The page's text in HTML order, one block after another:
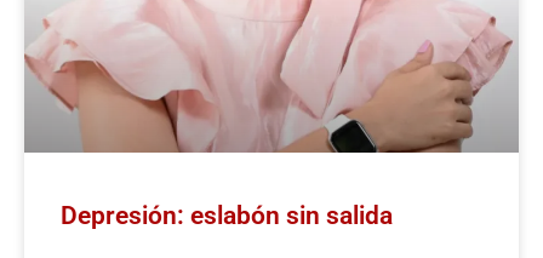
Depresión: eslabón sin salida